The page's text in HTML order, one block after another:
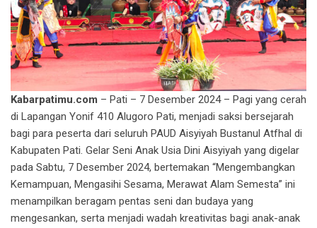
Kabarpatimu.com – Pati – 7 Desember 2024 – Pagi yang cerah
di Lapangan Yonif 410 Alugoro Pati, menjadi saksi bersejarah
bagi para peserta dari seluruh PAUD Aisyiyah Bustanul Atfhal di
Kabupaten Pati. Gelar Seni Anak Usia Dini Aisyiyah yang digelar
pada Sabtu, 7 Desember 2024, bertemakan “Mengembangkan
Kemampuan, Mengasihi Sesama, Merawat Alam Semesta” ini
menampilkan beragam pentas seni dan budaya yang
mengesankan, serta menjadi wadah kreativitas bagi anak-anak